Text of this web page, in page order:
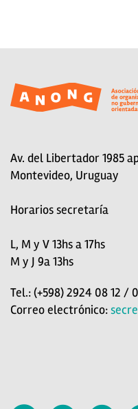
Av. del Libertador 1985
Montevideo, Uruguay
Horarios secretaría
L, M y V 13hs a 17hs
M y J 9a 13hs
Tel.: (+598) 2924 08 12 /
Correo electrónico: